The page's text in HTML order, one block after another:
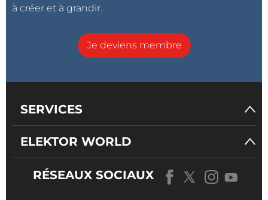
à créer et à grandir.
Je deviens membre
SERVICES
ELEKTOR WORLD
RÉSEAUX SOCIAUX